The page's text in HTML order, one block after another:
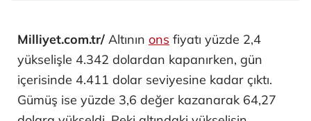
Milliyet.com.tr/ Altının ons fiyatı yüzde 2,4
yükselişle 4.342 dolardan kapanırken, gün
içerisinde 4.411 dolar seviyesine kadar çıktı.
Gümüş ise yüzde 3,6 değer kazanarak 64,27